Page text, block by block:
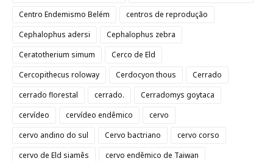
Centro Endemismo Belém
centros de reprodução
Cephalophus adersi
Cephalophus zebra
Ceratotherium simum
Cerco de Eld
Cercopithecus roloway
Cerdocyon thous
Cerrado
cerrado florestal
cerrado.
Cerradomys goytaca
cervídeo
cervídeo endêmico
cervo
cervo andino do sul
Cervo bactriano
cervo corso
cervo de Eld siamês
cervo endêmico de Taiwan